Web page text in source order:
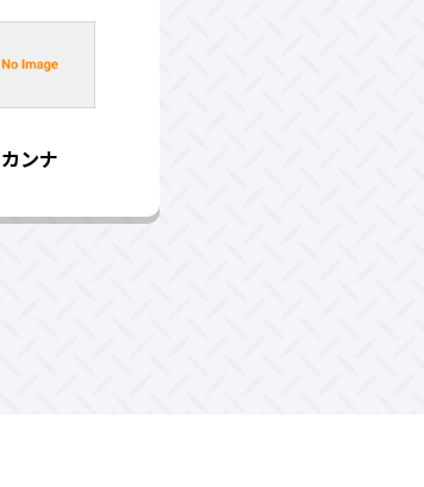
カンナ